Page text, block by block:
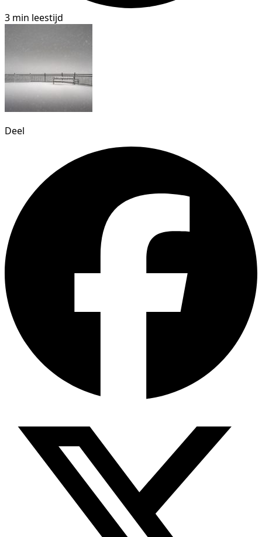
3 min leestijd
Deel